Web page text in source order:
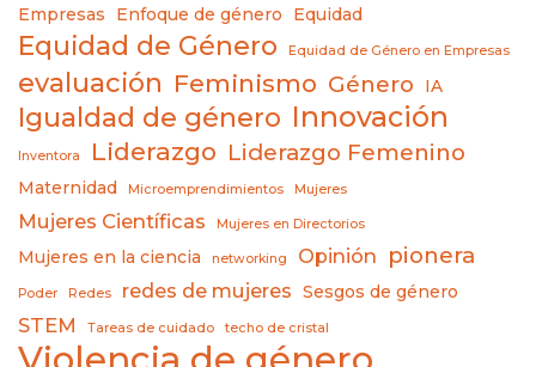
Empresas Enfoque de género Equidad
Equidad de Género Equidad de Género en Empresas
evaluación Feminismo Género IA
Igualdad de género Innovación
Inventora Liderazgo Liderazgo Femenino
Maternidad Microemprendimientos Mujeres
Mujeres Científicas Mujeres en Directorios
Mujeres en la ciencia networking Opinión pionera
Poder Redes redes de mujeres Sesgos de género
STEM Tareas de cuidado techo de cristal